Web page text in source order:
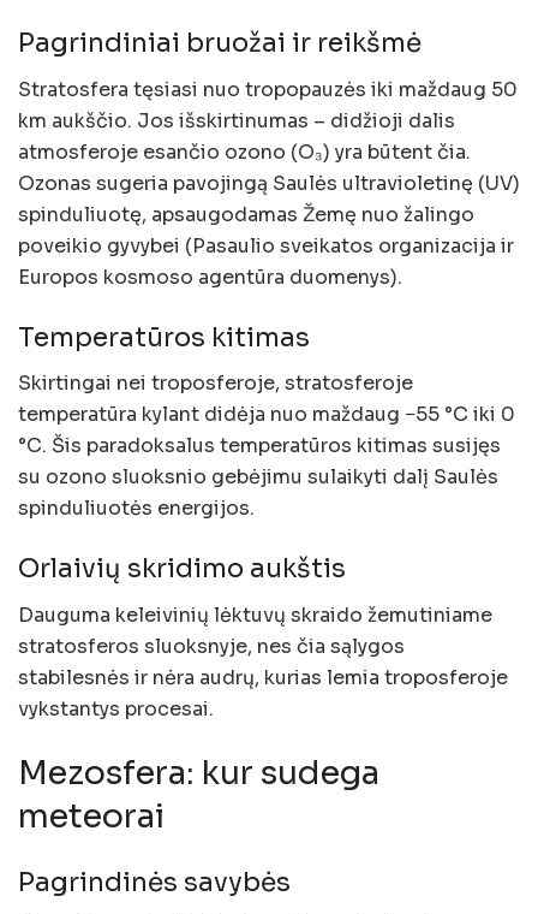
Pagrindiniai bruožai ir reikšmė
Stratosfera tęsiasi nuo tropopauzės iki maždaug 50
km aukščio. Jos išskirtinumas – didžioji dalis
atmosferoje esančio ozono (O₃) yra būtent čia.
Ozonas sugeria pavojingą Saulės ultravioletinę (UV)
spinduliuotę, apsaugodamas Žemę nuo žalingo
poveikio gyvybei (Pasaulio sveikatos organizacija ir
Europos kosmoso agentūra duomenys).
Temperatūros kitimas
Skirtingai nei troposferoje, stratosferoje
temperatūra kylant didėja nuo maždaug −55 °C iki 0
°C. Šis paradoksalus temperatūros kitimas susijęs
su ozono sluoksnio gebėjimu sulaikyti dalį Saulės
spinduliuotės energijos.
Orlaivių skridimo aukštis
Dauguma keleivinių lėktuvų skraido žemutiniame
stratosferos sluoksnyje, nes čia sąlygos
stabilesnės ir nėra audrų, kurias lemia troposferoje
vykstantys procesai.
Mezosfera: kur sudega
meteorai
Pagrindinės savybės